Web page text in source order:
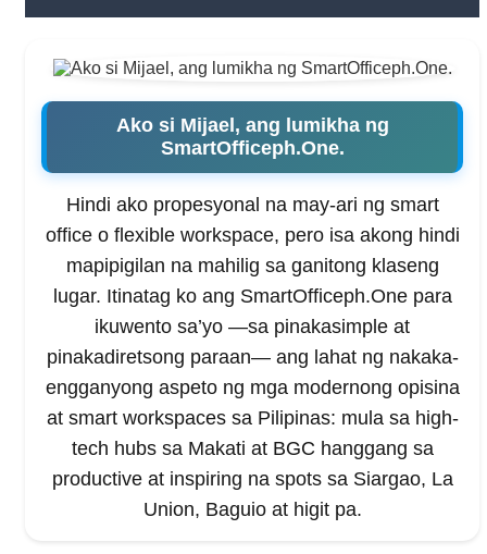
Ako si Mijael, ang lumikha ng
SmartOfficeph.One.
Hindi ako propesyonal na may-ari ng smart
office o flexible workspace, pero isa akong hindi
mapipigilan na mahilig sa ganitong klaseng
lugar. Itinatag ko ang SmartOfficeph.One para
ikuwento sa’yo —sa pinakasimple at
pinakadiretsong paraan— ang lahat ng nakaka-
engganyong aspeto ng mga modernong opisina
at smart workspaces sa Pilipinas: mula sa high-
tech hubs sa Makati at BGC hanggang sa
productive at inspiring na spots sa Siargao, La
Union, Baguio at higit pa.